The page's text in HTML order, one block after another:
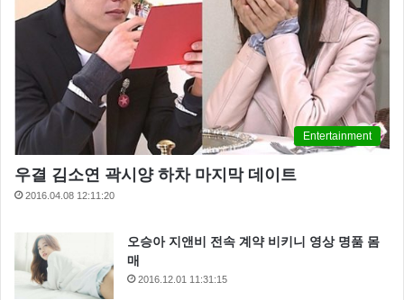
화장품 피부염 화장품 환불
Entertainment
우결 김소연 곽시양 하차 마지막 데이트
2016.04.08 12:11:20
오승아 지앤비 전속 계약 비키니 영상 명품 몸
매
2016.12.01 11:31:15